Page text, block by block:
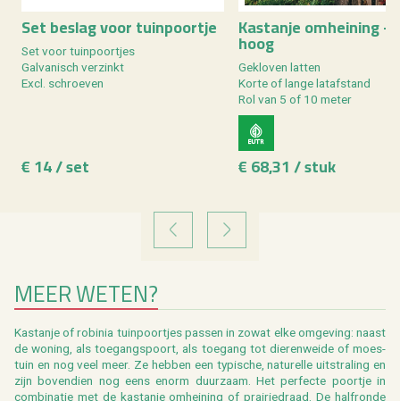
Set be­slag voor tuin­poort­je
Set voor tuin­poort­jes
Gal­va­nisch ver­zinkt
Excl. schroe­ven
€ 14 / set
Kas­tan­je om­hei­ning -
hoog
Ge­klo­ven lat­ten
Korte of lange lat­af­stand
Rol van 5 of 10 meter
€ 68,31 / stuk
VORIGE VOLGENDE
MEER WETEN?
Kas­tan­je of ro­bi­nia tuin­poort­jes pas­sen in zowat elke om­ge­ving: naast
de wo­ning, als toe­gangs­poort, als toe­gang tot die­ren­wei­de of moes­
tuin en nog veel meer. Ze heb­ben een ty­pi­sche, na­tu­rel­le uit­stra­ling en
zijn bo­ven­dien nog eens enorm duur­zaam. Het per­fec­te poort­je in
com­bi­na­tie met de kas­tan­je om­hei­ning of prai­rie­draad. De half­ron­de